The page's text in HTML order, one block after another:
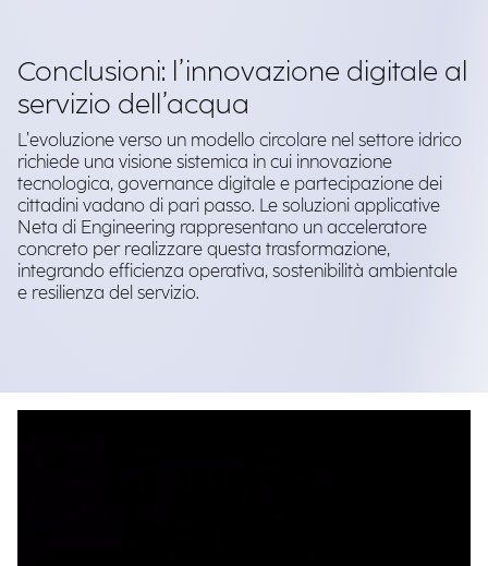
Conclusioni: l’innovazione digitale al
servizio dell’acqua
L’evoluzione verso un modello circolare nel settore idrico
richiede una visione sistemica in cui innovazione
tecnologica, governance digitale e partecipazione dei
cittadini vadano di pari passo. Le soluzioni applicative
Neta di Engineering rappresentano un acceleratore
concreto per realizzare questa trasformazione,
integrando efficienza operativa, sostenibilità ambientale
e resilienza del servizio.